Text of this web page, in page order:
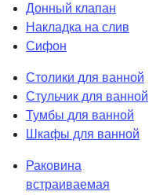
Донный клапан
Накладка на слив
Сифон
Столики для ванной
Стульчик для ванной
Тумбы для ванной
Шкафы для ванной
Раковина
встраиваемая